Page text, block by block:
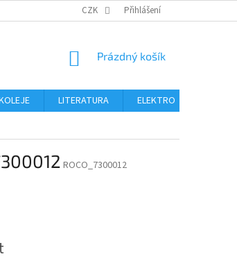
CZK Přihlášení
NÁKUPNÍ
Prázdný košík
LITERATURA ELEKTRO
ROCO_7300012